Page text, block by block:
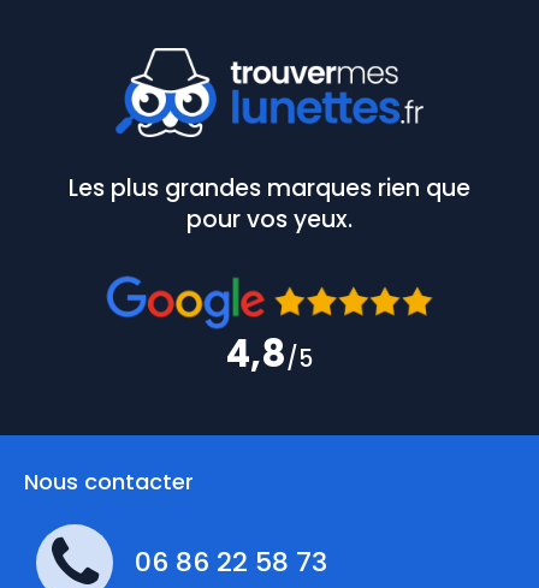
Les plus grandes marques rien que
pour vos yeux.
4,8/5
Nous contacter
06 86 22 58 73